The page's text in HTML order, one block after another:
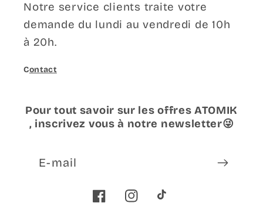
Notre service clients traite votre
demande du lundi au vendredi de 10h
à 20h.
Contact
Pour tout savoir sur les offres ATOMIK
, inscrivez vous à notre newsletter😜
E-mail
FacebookInstagramTikTok